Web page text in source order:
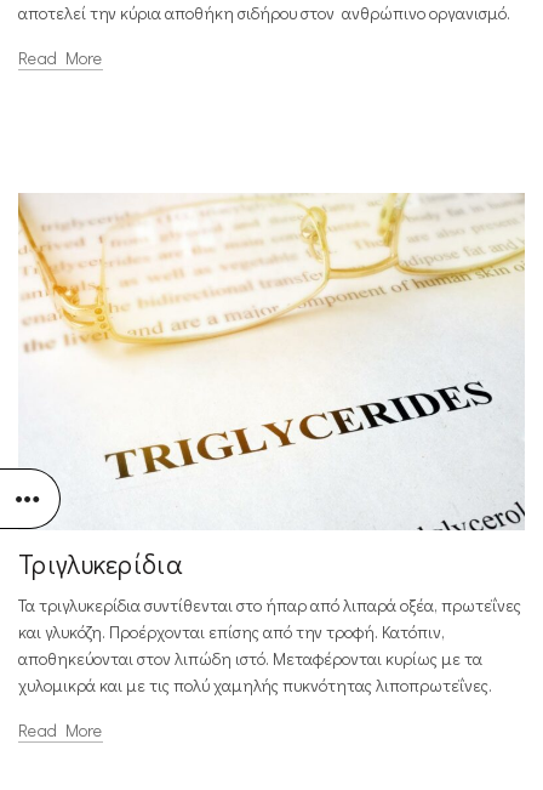
αποτελεί την κύρια αποθήκη σιδήρου στον ανθρώπινο οργανισμό.
Read More
Τριγλυκερίδια
Τα τριγλυκερίδια συντίθενται στο ήπαρ από λιπαρά οξέα, πρωτεΐνες
και γλυκόζη. Προέρχονται επίσης από την τροφή. Κατόπιν,
αποθηκεύονται στον λιπώδη ιστό. Μεταφέρονται κυρίως με τα
χυλομικρά και με τις πολύ χαμηλής πυκνότητας λιποπρωτεΐνες.
Read More